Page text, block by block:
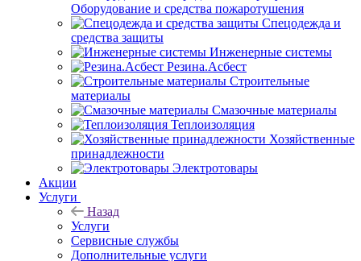
Оборудование и средства пожаротушения
Спецодежда и
средства защиты
Инженерные системы
Резина.Асбест
Строительные
материалы
Смазочные материалы
Теплоизоляция
Хозяйственные
принадлежности
Электротовары
Акции
Услуги
Назад
Услуги
Сервисные службы
Дополнительные услуги